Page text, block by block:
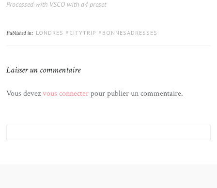
Processed with VSCO with a4 preset
Published in: LONDRES #CITYTRIP #BONNESADRESSES
Laisser un commentaire
Vous devezvous connecterpour publier un commentaire.